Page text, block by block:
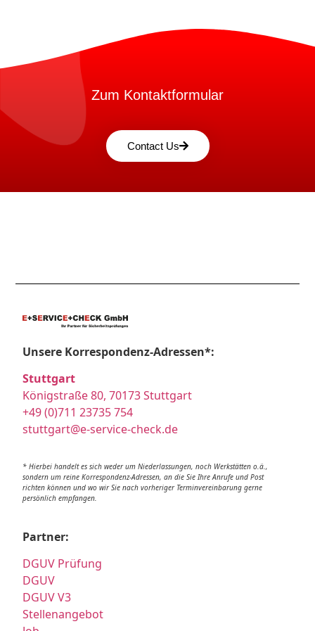
Zum Kontaktformular
Contact Us
Unsere Korrespondenz-Adressen*:
Stuttgart
Königstraße 80, 70173 Stuttgart
+49 (0)711 23735 754
stuttgart@e-service-check.de
* Hierbei handelt es sich weder um Niederlassungen, noch Werkstätten o.ä.,
sondern um reine Korrespondenz-Adressen, an die Sie Ihre Anrufe und Post
richten können und wo wir Sie nach vorheriger Terminvereinbarung gerne
persönlich empfangen.
Partner:
DGUV Prüfung
DGUV
DGUV V3
Stellenangebot